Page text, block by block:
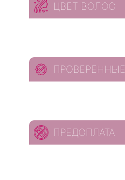
ЦВЕТ ВОЛОС
ПРОВЕРЕННЫЕ
ПРЕДОПЛАТА